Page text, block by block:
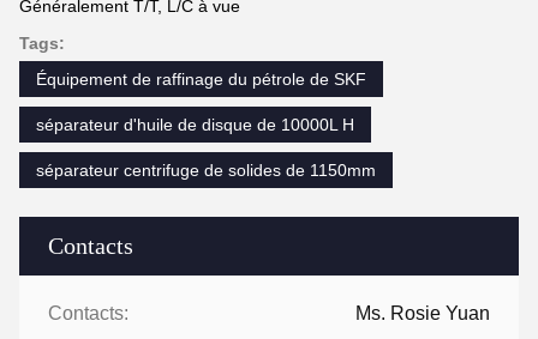
Contacts
Contacts: Ms. Rosie Yuan
Généralement T/T, L/C à vue
Tags:
Équipement de raffinage du pétrole de SKF
séparateur d'huile de disque de 10000L H
séparateur centrifuge de solides de 1150mm